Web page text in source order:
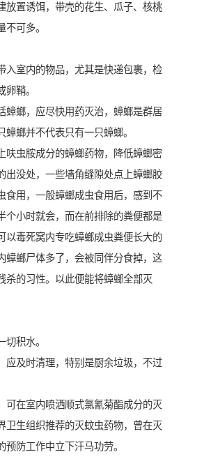
放置诱饵，带壳的花生、瓜子、核桃
不可多。
室内的物品，尤其是快递包裹，检
鞘。
螂，应尽快用药灭治，蟑螂是群居
蟑螂并不代表只有一只蟑螂。
虫胺成分的蟑螂药物，降低蟑螂密
出没处，一些墙角缝隙处点上蟑螂胶
食用，一般蟑螂成虫食用后，感到不
个小时就会，而在前排除的粪便都是
以毒死窝内专吃蟑螂成虫粪便长大的
蟑螂尸体多了，会被同伴分食掉，这
杀的习性。以此便能将蟑螂全部灭
积水。
及时清理，特别是厨余垃圾，不过
在室内喷洒顺式氯氰菊酯成分的灭
卫生组织推荐的灭蚊虫药物，曾在灭
预防工作中立下汗马功劳。